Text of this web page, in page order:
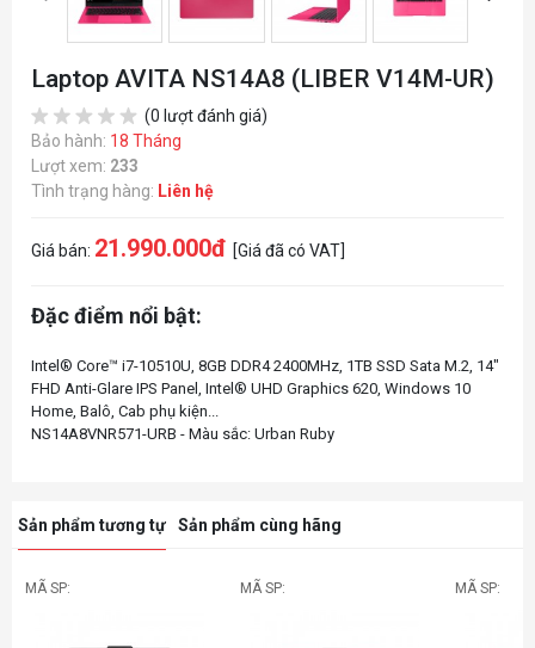
Laptop AVITA NS14A8 (LIBER V14M-UR)
(0 lượt đánh giá)
Bảo hành: 18 Tháng
Lượt xem: 233
Tình trạng hàng: Liên hệ
Giá bán: 21.990.000đ [Giá đã có VAT]
Đặc điểm nổi bật:
Intel® Core™ i7-10510U, 8GB DDR4 2400MHz, 1TB SSD Sata M.2, 14"
FHD Anti-Glare IPS Panel, Intel® UHD Graphics 620, Windows 10
Home, Balô, Cab phụ kiện...
Sản phẩm tương tự Sản phẩm cùng hãng
MÃ SP: MÃ SP: MÃ SP: